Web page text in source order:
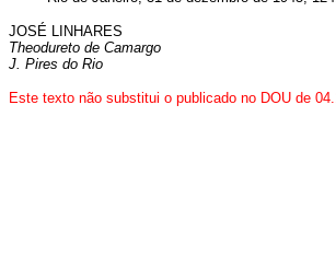
JOSÉ LINHARES
Theodureto de Camargo
J. Pires do Rio
Este texto não substitui o publicado no DOU de